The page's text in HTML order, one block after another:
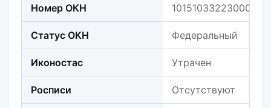
Номер ОКН 101510332230006
Статус ОКН Федеральный
Иконостас Утрачен
Росписи Отсутствуют